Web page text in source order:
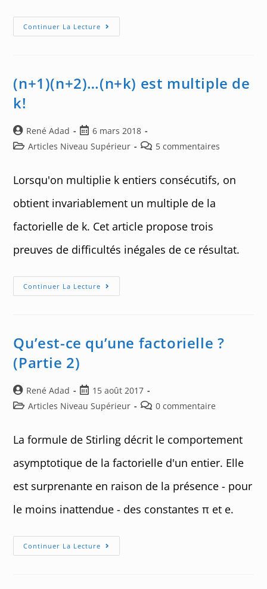
Continuer La Lecture Ce
Que
!
(n+1)(n+2)…(n+k) est multiple de
k!
Auteur/autrice
de
René Adad
Post
published:
6 mars 2018
PostArticles Niveau Supérieur
Post5 commentaires
Lorsqu'on multiplie k entiers consécutifs, on
obtient invariablement un multiple de la
factorielle de k. Cet article propose trois
preuves de difficultés inégales de ce résultat.
Continuer La Lecture (n+1)
(n+2)
De
K!
Qu’est-ce qu’une factorielle ?
(Partie 2)
Auteur/autrice
de
René Adad
Post
published:
15 août 2017
PostArticles Niveau Supérieur
Post0 commentaire
La formule de Stirling décrit le comportement
asymptotique de la factorielle d'un entier. Elle
est surprenante en raison de la présence - pour
le moins inattendue - des constantes π et e.
Continuer La Lecture Qu’est-
Ce